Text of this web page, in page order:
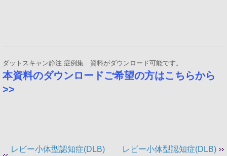
ダットスキャン静注 症例集 資料がダウンロード可能です。
本資料のダウンロードご希望の方はこちらから
>>
レビー小体型認知症(DLB)
レビー小体型認知症(DLB)